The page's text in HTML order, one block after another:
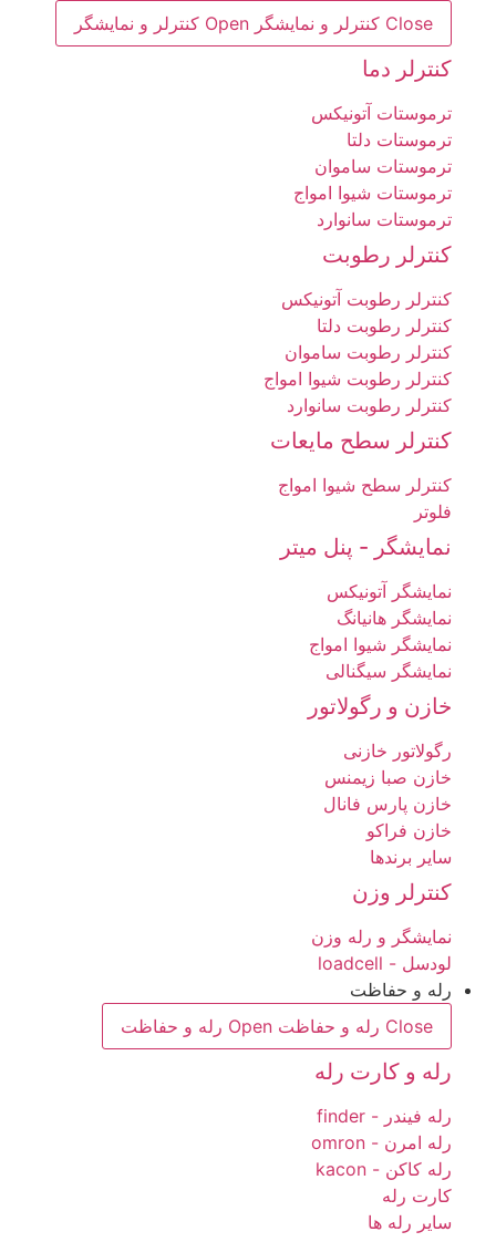
Close کنترلر و نمایشگر Open کنترلر و نمایشگر
کنترلر دما
ترموستات آتونیکس
ترموستات دلتا
ترموستات ساموان
ترموستات شیوا امواج
ترموستات سانوارد
کنترلر رطوبت
کنترلر رطوبت آتونیکس
کنترلر رطوبت دلتا
کنترلر رطوبت ساموان
کنترلر رطوبت شیوا امواج
کنترلر رطوبت سانوارد
کنترلر سطح مایعات
کنترلر سطح شیوا امواج
فلوتر
نمایشگر - پنل میتر
نمایشگر آتونیکس
نمایشگر هانیانگ
نمایشگر شیوا امواج
نمایشگر سیگنالی
خازن و رگولاتور
رگولاتور خازنی
خازن صبا زیمنس
خازن پارس فانال
خازن فراکو
سایر برندها
کنترلر وزن
نمایشگر و رله وزن
لودسل - loadcell
رله و حفاظت
Close رله و حفاظت
Open رله و حفاظت
رله و کارت رله
رله فیندر - finder
رله امرن - omron
رله کاکن - kacon
کارت رله
سایر رله ها